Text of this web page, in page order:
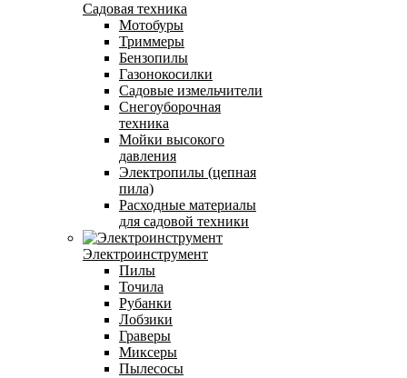
Садовая техника
Мотобуры
Триммеры
Бензопилы
Газонокосилки
Садовые измельчители
Снегоуборочная
техника
Мойки высокого
давления
Электропилы (цепная
пила)
Расходные материалы
для садовой техники
Электроинструмент
Пилы
Точила
Рубанки
Лобзики
Граверы
Миксеры
Пылесосы